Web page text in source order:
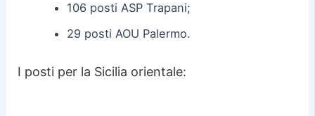
106 posti ASP Trapani;
29 posti AOU Palermo.
I posti per la Sicilia orientale: